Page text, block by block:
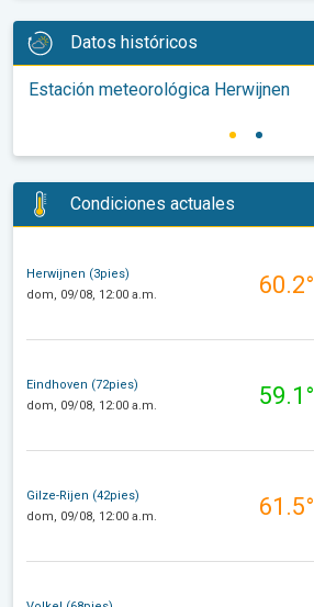
Datos históricos
Estación meteorológica Herwijnen
Condiciones actuales
Herwijnen (3pies)
dom, 09/08, 12:00 a.m.
60.2°
Eindhoven (72pies)
dom, 09/08, 12:00 a.m.
59.1°
Gilze-Rijen (42pies)
dom, 09/08, 12:00 a.m.
61.5°